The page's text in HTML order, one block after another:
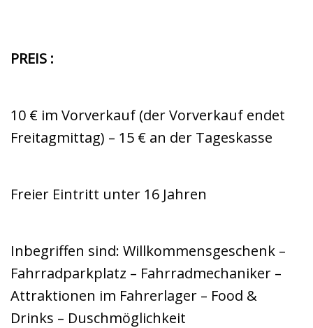
PREIS :
10 € im Vorverkauf (der Vorverkauf endet
Freitagmittag) – 15 € an der Tageskasse
Freier Eintritt unter 16 Jahren
Inbegriffen sind: Willkommensgeschenk –
Fahrradparkplatz – Fahrradmechaniker –
Attraktionen im Fahrerlager – Food &
Drinks – Duschmöglichkeit